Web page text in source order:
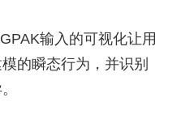
输入的可视化让用
的瞬态行为，并识别